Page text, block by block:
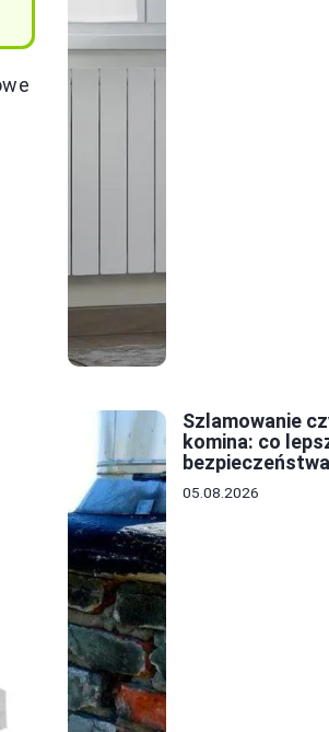
Szlamowanie
komina: co
oszczędności?
05.08.2026